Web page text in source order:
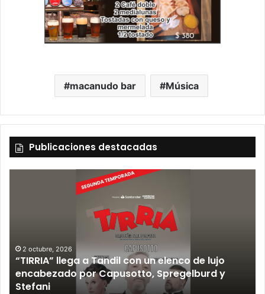
macanudo bar Música
Publicaciones destacadas
2 octubre, 2026
“TIRRIA” llega a Tandil con un elenco de lujo
encabezado por Capusotto, Spregelburd y
Stefani